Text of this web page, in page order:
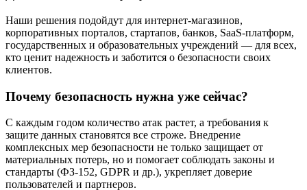
Наши решения подойдут для интернет-магазинов,
корпоративных порталов, стартапов, банков, SaaS-платформ,
государственных и образовательных учреждений — для всех,
кто ценит надежность и заботится о безопасности своих
клиентов.
Почему безопасность нужна уже сейчас?
С каждым годом количество атак растет, а требования к
защите данных становятся все строже. Внедрение
комплексных мер безопасности не только защищает от
материальных потерь, но и помогает соблюдать законы и
стандарты (ФЗ-152, GDPR и др.), укрепляет доверие
пользователей и партнеров.